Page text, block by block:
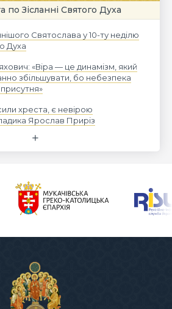
по Зісланні Святого Духа
Святослава у 10-ту неділю
Духа
«Віра — це динамізм, який
збільшувати, бо небезпека
хреста, є невірою
Ярослав Приріз